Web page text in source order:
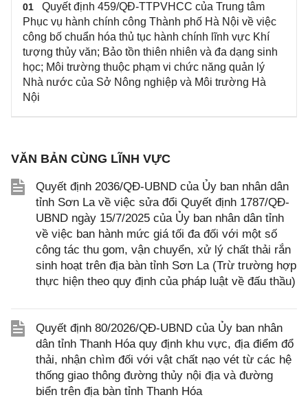
01
Quyết định 459/QĐ-TTPVHCC của Trung tâm
Phục vụ hành chính công Thành phố Hà Nội về việc
công bố chuẩn hóa thủ tục hành chính lĩnh vực Khí
tượng thủy văn; Bảo tồn thiên nhiên và đa dạng sinh
học; Môi trường thuộc phạm vi chức năng quản lý
Nhà nước của Sở Nông nghiệp và Môi trường Hà
Nội
VĂN BẢN CÙNG LĨNH VỰC
Quyết định 2036/QĐ-UBND của Ủy ban nhân dân
tỉnh Sơn La về việc sửa đổi Quyết định 1787/QĐ-
UBND ngày 15/7/2025 của Ủy ban nhân dân tỉnh
về việc ban hành mức giá tối đa đối với một số
công tác thu gom, vận chuyển, xử lý chất thải rắn
sinh hoạt trên địa bàn tỉnh Sơn La (Trừ trường hợp
thực hiện theo quy định của pháp luật về đấu thầu)
Quyết định 80/2026/QĐ-UBND của Ủy ban nhân
dân tỉnh Thanh Hóa quy định khu vực, địa điểm đổ
thải, nhận chìm đối với vật chất nạo vét từ các hệ
thống giao thông đường thủy nội địa và đường
biển trên địa bàn tỉnh Thanh Hóa